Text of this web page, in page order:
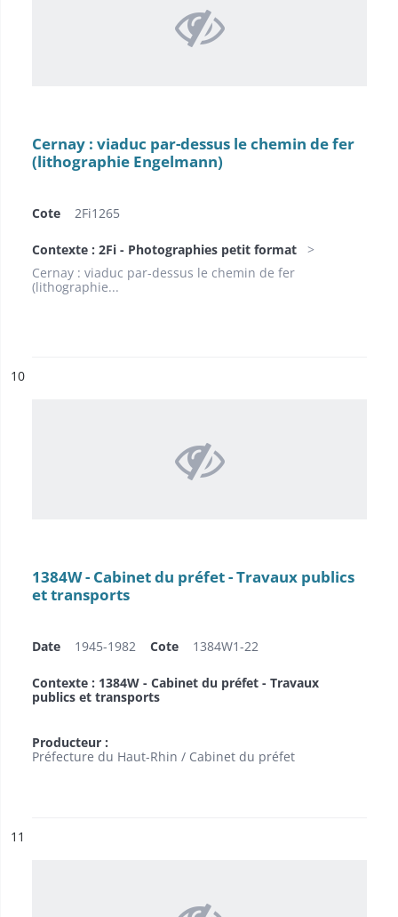
Cernay : viaduc par-dessus le chemin de fer
(lithographie Engelmann)
Cote 2Fi1265
Contexte : 2Fi - Photographies petit format
Cernay : viaduc par-dessus le chemin de fer
(lithographie...
n°
10
1384W - Cabinet du préfet - Travaux publics
et transports
Date 1945-1982 Cote 1384W1-22
Contexte : 1384W - Cabinet du préfet - Travaux
publics et transports
Producteur :
Préfecture du Haut-Rhin / Cabinet du préfet
n°
11